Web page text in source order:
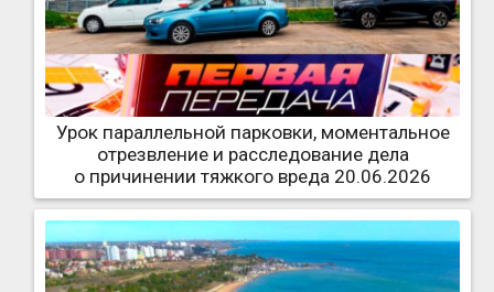
Урок параллельной парковки, моментальное
отрезвление и расследование дела
о причинении тяжкого вреда 20.06.2026